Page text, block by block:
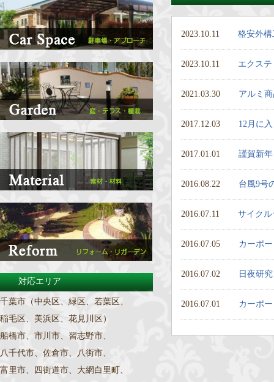
2023.10.11 格安外
2023.10.11 エクス
2021.03.30 アルミ
2017.12.03 12月に
2017.01.01 謹賀新年
2016.08.22 台風9号
2016.07.11 サイク
2016.07.05 カーポ
2016.07.02 日夜研
2016.07.01 カーポ
対応エリア
千葉市（中央区、緑区、若葉区、
稲毛区、美浜区、花見川区）
船橋市、市川市、習志野市、
八千代市、佐倉市、八街市、
富里市、四街道市、大網白里町、